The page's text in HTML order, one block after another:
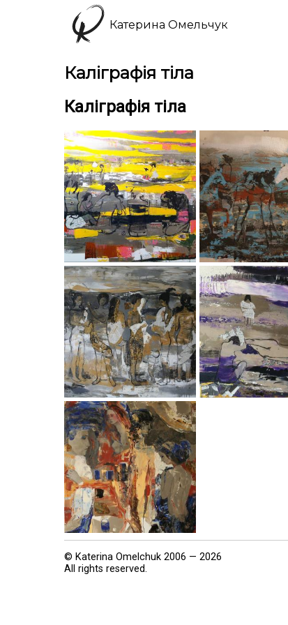
Катерина Омельчук
Каліграфія тіла
Каліграфія тіла
© Katerina Omelchuk 2006 — 2026
All rights reserved.